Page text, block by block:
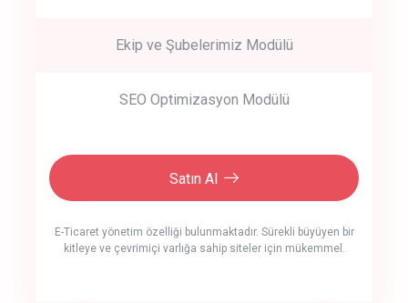
Ekip ve Şubelerimiz Modülü
SEO Optimizasyon Modülü
Satın Al
E-Ticaret yönetim özelliği bulunmaktadır. Sürekli büyüyen bir
kitleye ve çevrimiçi varlığa sahip siteler için mükemmel.